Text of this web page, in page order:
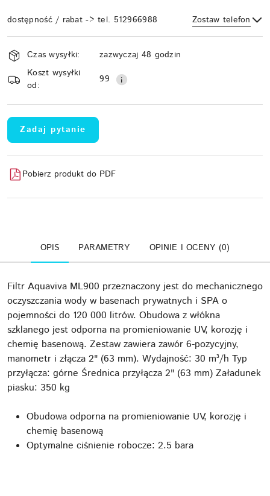
dostępność / rabat -> tel. 512966988 Zostaw telefon
Wyślij
Dostępność
i
dostawa
Czas wysyłki:
zazwyczaj 48 godzin
Koszt wysyłki
od:
99
Zadaj pytanie
Pobierz produkt do PDF
OPIS PARAMETRY OPINIE I OCENY (0)
Filtr Aquaviva ML900 przeznaczony jest do mechanicznego
oczyszczania wody w basenach prywatnych i SPA o
pojemności do 120 000 litrów. Obudowa z włókna
szklanego jest odporna na promieniowanie UV, korozję i
chemię basenową. Zestaw zawiera zawór 6-pozycyjny,
manometr i złącza 2" (63 mm). Wydajność: 30 m³/h Typ
przyłącza: górne Średnica przyłącza 2" (63 mm) Załadunek
piasku: 350 kg
Obudowa odporna na promieniowanie UV, korozję i
chemię basenową
Optymalne ciśnienie robocze: 2.5 bara